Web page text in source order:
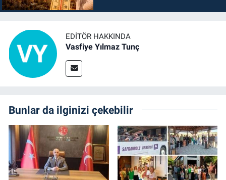
EDITÖR HAKKINDA
Vasfiye Yılmaz Tunç
Bunlar da ilginizi çekebilir